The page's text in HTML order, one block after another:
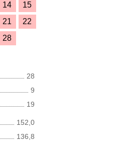
14
15
21
22
28
28
9
19
152,0
136,8